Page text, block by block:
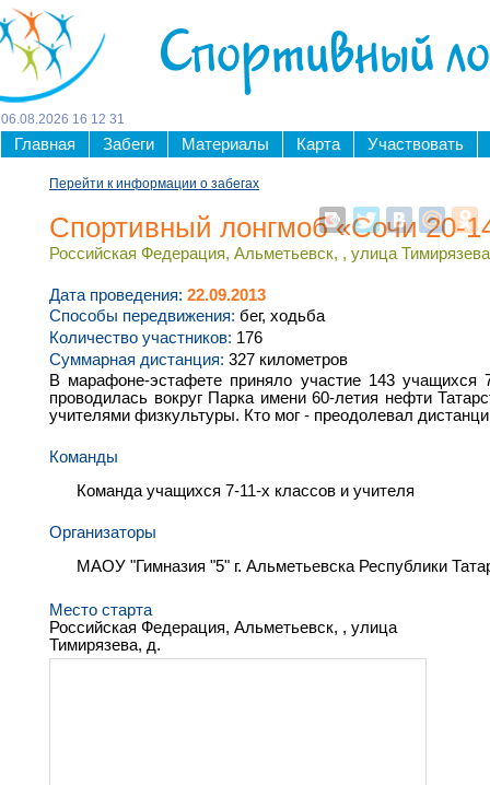
Спортивный
06 08 2026 16 12 31
Главная Забеги Материалы Карта Участвовать
Перейти к информации о забегах
Спортивный лонгмоб «Сочи 20-
Российская Федерация, Альметьевск, , улица
Дата проведения: 22.09.2013
Способы передвижения: бег, ходьба
Количество участников: 176
Суммарная дистанция: 327 километров
В марафоне-эстафете приняло участие 143 учащихся
проводилась вокруг Парка имени 60-летия нефти
учителями физкультуры. Кто мог - преодолевал
Команды
Команда учащихся 7-11-х классов и учителя
Организаторы
МАОУ "Гимназия "5" г. Альметьевска Республики
Место старта
Российская Федерация, Альметьевск, , улица
Тимирязева, д.